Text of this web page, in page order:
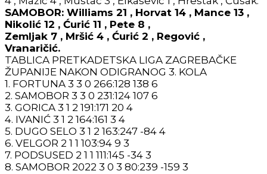
SAMOBOR: Williams 21 , Horvat 14 , Mance 13 ,
Nikolić 12 , Ćurić 11 , Pete 8 ,
Zemljak 7 , Mršić 4 , Ćurić 2 , Regović ,
Vranaričić.
TABLICA PRETKADETSKA LIGA ZAGREBAČKE
ŽUPANIJE NAKON ODIGRANOG 3. KOLA
1. FORTUNA 3 3 0 266:128 138 6
2. SAMOBOR 3 3 0 231:124 107 6
3. GORICA 3 1 2 191:171 20 4
4. IVANIĆ 3 1 2 164:161 3 4
5. DUGO SELO 3 1 2 163:247 -84 4
6. VELGOR 2 1 1 103:94 9 3
7. PODSUSED 2 1 1 111:145 -34 3
8. SAMOBOR 2022 3 0 3 80:239 -159 3